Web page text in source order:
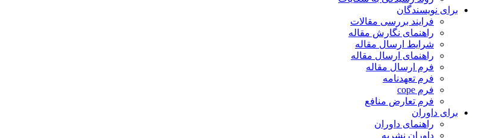
برای نویسندگان
فرایند بررسی مقالات
راهنمای نگارش مقاله
شرایط ارسال مقاله
راهنمای ارسال مقاله
فرم ارسال مقاله
فرم تعهدنامه
فرم cope
فرم تعارض منافع
برای داوران
راهنمای داوران
داوران نشریه